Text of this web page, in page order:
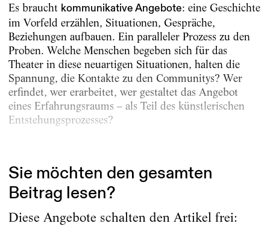
Es braucht kommunikative Angebote: eine Geschichte
im Vorfeld erzählen, Situationen, Gespräche,
Beziehungen aufbauen. Ein paralleler Prozess zu den
Proben. Welche Menschen begeben sich für das
Theater in diese neuartigen Situationen, halten die
Spannung, die Kontakte zu den Communitys? Wer
erfindet, wer erarbeitet, wer gestaltet das Angebot
eines Erfahrungsraums – als Teil des künstlerischen
Entstehungsprozesses?
Sie möchten den gesamten
Beitrag lesen?
Diese Angebote schalten den Artikel frei: